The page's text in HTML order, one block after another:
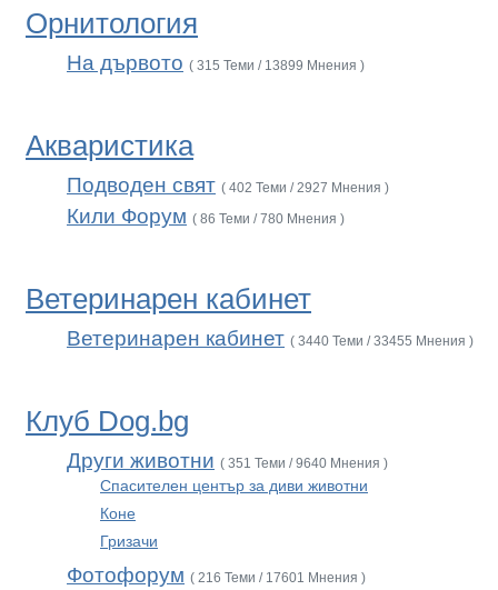
Орнитология
На дървото ( 315 Теми / 13899 Мнения )
Акваристика
Подводен свят ( 402 Теми / 2927 Мнения )
Кили Форум ( 86 Теми / 780 Мнения )
Ветеринарен кабинет
Ветеринарен кабинет ( 3440 Теми / 33455 Мнения )
Клуб Dog.bg
Други животни ( 351 Теми / 9640 Мнения )
Спасителен център за диви животни
Коне
Гризачи
Фотофорум ( 216 Теми / 17601 Мнения )